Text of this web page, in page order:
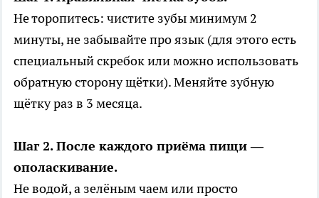
Не торопитесь: чистите зубы минимум 2
минуты, не забывайте про язык (для этого есть
специальный скребок или можно использовать
обратную сторону щётки). Меняйте зубную
щётку раз в 3 месяца.
Шаг 2. После каждого приёма пищи —
ополаскивание.
Не водой, а зелёным чаем или просто